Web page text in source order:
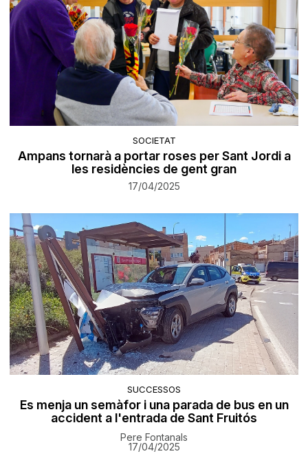
SOCIETAT
Ampans tornarà a portar roses per Sant Jordi a
les residències de gent gran
17/04/2025
SUCCESSOS
Es menja un semàfor i una parada de bus en un
accident a l'entrada de Sant Fruitós
Pere Fontanals
17/04/2025